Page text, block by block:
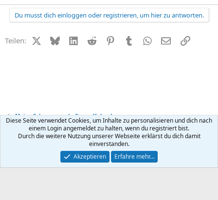
Du musst dich einloggen oder registrieren, um hier zu antworten.
Teilen: X (Twitter)
BlueskyLinkedIn
Reddit PinterestTumblr WhatsApp
E-MailLink
Meine Schwangerschaft - endlich schwanger
Kontakt Nutzungsbedingungen Datenschutz Hilfe
R
Community platform by XenForo ® © 2010-2026 XenForo Ltd.
Diese Seite verwendet Cookies, um Inhalte zu personalisieren und dich nach
einem Login angemeldet zu halten, wenn du registriert bist.
Durch die weitere Nutzung unserer Webseite erklärst du dich damit
einverstanden.
Akzeptieren
Erfahre mehr…